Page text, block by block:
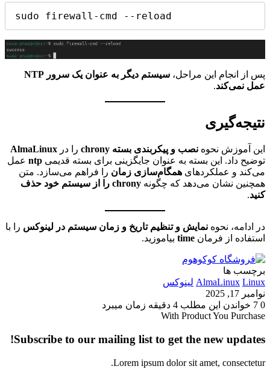
sudo firewall-cmd --reload
پس از انجام این مراحل،
سیستم دیگر به عنوان یک سرور NTP
عمل نمی‌کند.
نتیجه‌گیری
این آموزش نحوه نصب و پیکربندی بسته chrony را در AlmaLinux
توضیح داد. این بسته به عنوان جایگزینی برای بسته قدیمی ntp عمل
می‌کند و عملکردهای همگام‌سازی زمان را فراهم می‌سازد. متن
همچنین نشان می‌دهد که چگونه
chrony را از سیستم خود حذف
کنید.
در ادامه، نحوه نمایش و تنظیم تاریخ و زمان سیستم در لینوکس را با
استفاده از فرمان time بیاموزید.
برچسب ها
AlmaLinux Linux
لینوکس
نوامبر 17, 2025
0
خواندن این مطلب 4 دقیقه زمان میبرد
With Product You Purchase
Subscribe to our mailing list to get the new updates!
Lorem ipsum dolor sit amet, consectetur.